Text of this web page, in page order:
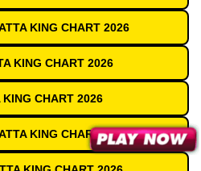
KING CHART 2026
KING CHART 2026
KING CHART 2026
KING CHART 2026